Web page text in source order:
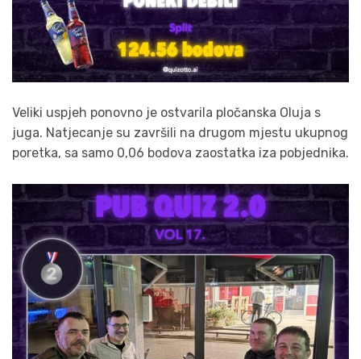
Veliki uspjeh ponovno je ostvarila pločanska Oluja s
juga. Natjecanje su završili na drugom mjestu ukupnog
poretka, sa samo 0,06 bodova zaostatka iza pobjednika.